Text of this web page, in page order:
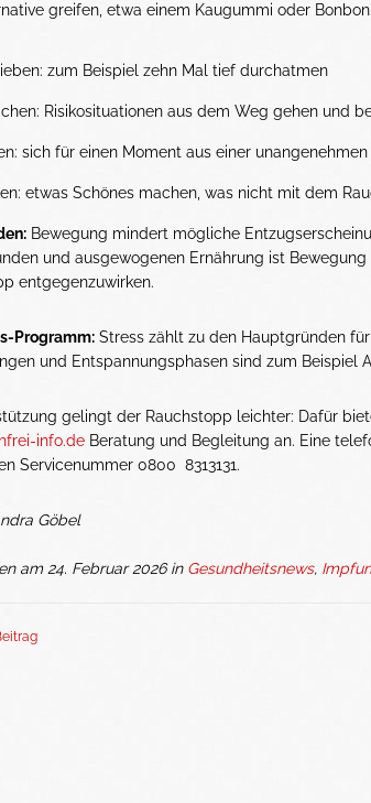
greifen, etwa einem Kaugummi oder
zum Beispiel zehn Mal tief durchatmen
Risikosituationen aus dem Weg gehen und
sich für einen Moment aus einer
etwas Schönes machen, was nicht mit dem
Bewegung mindert mögliche
und ausgewogenen Ernährung ist
entgegenzuwirken.
Programm: Stress zählt zu den Hauptgründen
und Entspannungsphasen sind zum Beispiel
gelingt der Rauchstopp leichter: Dafür
info.de Beratung und Begleitung an. Eine
Servicenummer 0800 8313131.
Göbel
am 24. Februar 2026 in Gesundheitsnews,